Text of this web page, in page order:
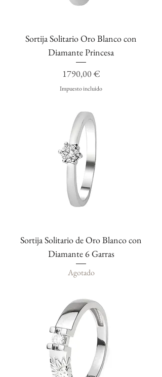
Sortija Solitario Oro Blanco con
Diamante Princesa
Precio
1790,00 €
Impuesto incluido
Sortija Solitario de Oro Blanco con
Diamante 6 Garras
Agotado